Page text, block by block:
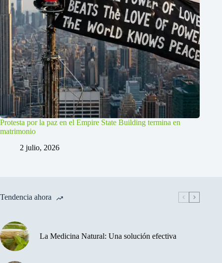
Protesta por la paz en el Empire State Building termina en
matrimonio
2 julio, 2026
Tendencia ahora
La Medicina Natural: Una solución efectiva